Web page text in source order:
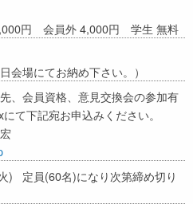
円 会員外 4,000円 学生 無料
会場にてお納め下さい。）
、会員資格、意見交換会の参加有
て下記宛お申込みください。
) 定員(60名)になり次第締め切り